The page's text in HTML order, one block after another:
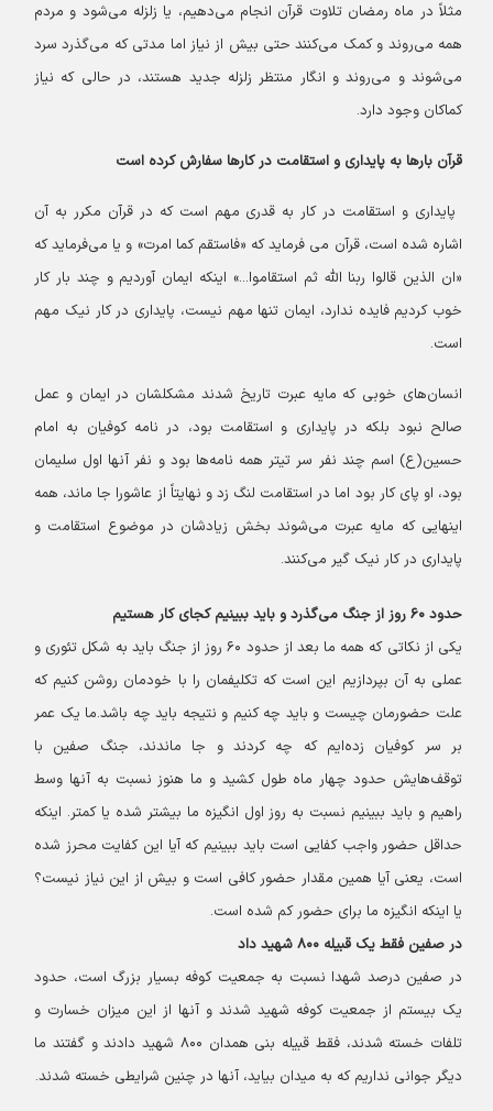
مثلاً در ماه رمضان تلاوت قرآن انجام می‌دهیم، یا زلزله می‌شود و مردم
همه می‌روند و کمک می‌کنند حتی بیش از نیاز اما مدتی که می‌گذرد سرد
می‌شوند و می‌روند و انگار منتظر زلزله جدید هستند، در حالی که نیاز
کماکان وجود دارد.
قرآن بارها به پایداری و استقامت در کارها سفارش کرده است
پایداری و استقامت در کار به قدری مهم است که در قرآن مکرر به آن
اشاره شده است، قرآن می فرماید که «فاستقم کما امرت» و یا می‌فرماید که
«ان الذین قالوا ربنا الله ثم استقاموا...» اینکه ایمان آوردیم و چند بار کار
خوب کردیم فایده ندارد، ایمان تنها مهم نیست، پایداری در کار نیک مهم
است.
انسان‌های خوبی که مایه عبرت تاریخ شدند مشکلشان در ایمان و عمل
صالح نبود بلکه در پایداری و استقامت بود، در نامه کوفیان به امام
حسین(ع) اسم چند نفر سر تیتر همه نامه‌ها بود و نفر آنها اول سلیمان
بود، او پای کار بود اما در استقامت لنگ زد و نهایتاً از عاشورا جا ماند، همه
اینهایی که مایه عبرت می‌شوند بخش زیادشان در موضوع استقامت و
پایداری در کار نیک گیر می‌کنند.
حدود ۶۰ روز از جنگ می‌گذرد و باید ببینیم کجای کار هستیم
یکی از نکاتی که همه ما بعد از حدود ۶۰ روز از جنگ باید به شکل تئوری و
عملی به آن بپردازیم این است که تکلیفمان را با خودمان روشن کنیم که
علت حضورمان چیست و باید چه کنیم و نتیجه باید چه باشد.ما یک عمر
بر سر کوفیان زده‌ایم که چه کردند و جا ماندند، جنگ صفین با
توقف‌هایش حدود چهار ماه طول کشید و ما هنوز نسبت به آنها وسط
راهیم و باید ببینیم نسبت به روز اول انگیزه ما بیشتر شده یا کمتر. اینکه
حداقل حضور واجب کفایی است باید ببینیم که آیا این کفایت محرز شده
است، یعنی آیا همین مقدار حضور کافی است و بیش از این نیاز نیست؟
یا اینکه انگیزه ما برای حضور کم شده است.
در صفین فقط یک قبیله ۸۰۰ شهید داد
در صفین درصد شهدا نسبت به جمعیت کوفه بسیار بزرگ است، حدود
یک بیستم از جمعیت کوفه شهید شدند و آنها از این میزان خسارت و
تلفات خسته شدند، فقط قبیله بنی همدان ۸۰۰ شهید دادند و گفتند ما
دیگر جوانی نداریم که به میدان بیاید، آنها در چنین شرایطی خسته شدند.